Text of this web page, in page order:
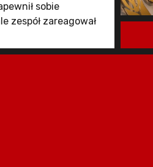
sobie
zespół zareagował
ale w czwartek (21